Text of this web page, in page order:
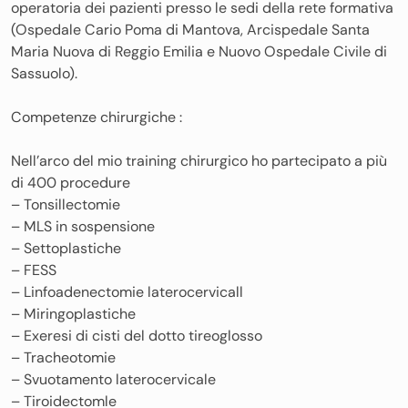
operatoria dei pazienti presso le sedi della rete formativa
(Ospedale Cario Poma di Mantova, Arcispedale Santa
Maria Nuova di Reggio Emilia e Nuovo Ospedale Civile di
Sassuolo).
Competenze chirurgiche :
Nell’arco del mio training chirurgico ho partecipato a più
di 400 procedure
– Tonsillectomie
– MLS in sospensione
– Settoplastiche
– FESS
– Linfoadenectomie laterocervicall
– Miringoplastiche
– Exeresi di cisti del dotto tireoglosso
– Tracheotomie
– Svuotamento laterocervicale
– Tiroidectomle